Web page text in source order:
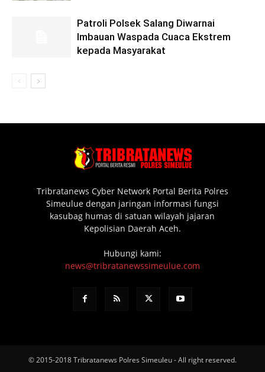
Patroli Polsek Salang Diwarnai
Imbauan Waspada Cuaca Ekstrem
kepada Masyarakat
Tribratanews Cyber Network Portal Berita Polres
Simeulue dengan jaringan informasi fungsi
kasubag humas di satuan wilayah jajaran
Kepolisian Daerah Aceh.
Hubungi kami:
news@tribratanewssimeulue.com
© 2015-2018 Tribratanews Polres Simeuleu - All right reserved.